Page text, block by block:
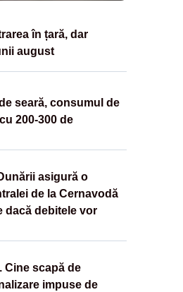
în țară, dar
august
seară, consumul de
200-300 de
asigură o
de la Cernavodă
dacă debitele vor
Cine scapă de
impuse de